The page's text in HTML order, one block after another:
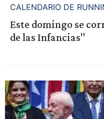
CALENDARIO DE
Este domingo se
de las Infancias"